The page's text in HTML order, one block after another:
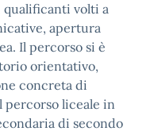
volti a
apertura
Il percorso si è
orientativo,
concreta di
percorso liceale in
di secondo